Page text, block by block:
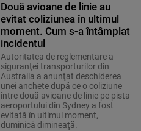
Două avioane de linie au
evitat coliziunea în ultimul
moment. Cum s-a întâmplat
incidentul
Autoritatea de reglementare a
siguranţei transporturilor din
Australia a anunţat deschiderea
unei anchete după ce o coliziune
între două avioane de linie pe pista
aeroportului din Sydney a fost
evitată în ultimul moment,
duminică dimineaţă.